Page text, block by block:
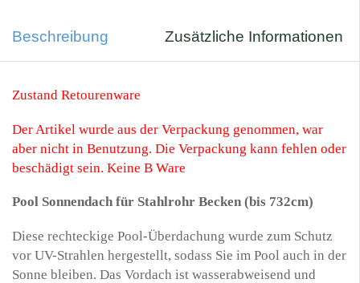
Beschreibung Zusätzliche Informationen
Zustand Retourenware
Der Artikel wurde aus der Verpackung genommen, war
aber nicht in Benutzung. Die Verpackung kann fehlen oder
beschädigt sein. Keine B Ware
Pool Sonnendach für Stahlrohr Becken (bis 732cm)
Diese rechteckige Pool-Überdachung wurde zum Schutz
vor UV-Strahlen hergestellt, sodass Sie im Pool auch in der
Sonne bleiben. Das Vordach ist wasserabweisend und